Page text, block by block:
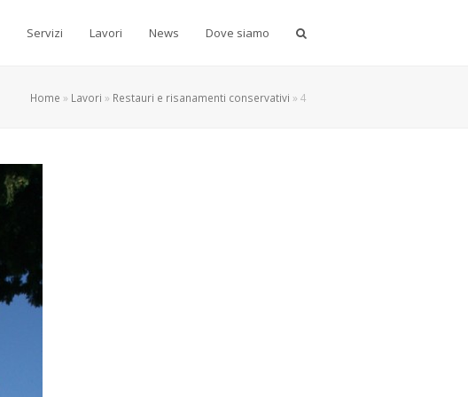
Servizi Lavori News Dove siamo
Home » Lavori » Restauri e risanamenti conservativi » 4